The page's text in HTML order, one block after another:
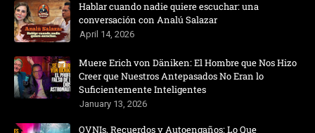
Hablar cuando nadie quiere escuchar: una
conversación con Analú Salazar
April 14, 2026
Muere Erich von Däniken: El Hombre que Nos Hizo
Creer que Nuestros Antepasados No Eran lo
Suficientemente Inteligentes
January 13, 2026
OVNIs, Recuerdos y Autoengaños: Lo Que